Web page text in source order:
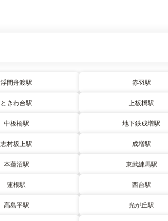
浮間舟渡駅 赤羽駅
ときわ台駅 上板橋駅
中板橋駅 地下鉄成増駅
志村坂上駅 成増駅
本蓮沼駅 東武練馬駅
蓮根駅 西台駅
高島平駅 光が丘駅